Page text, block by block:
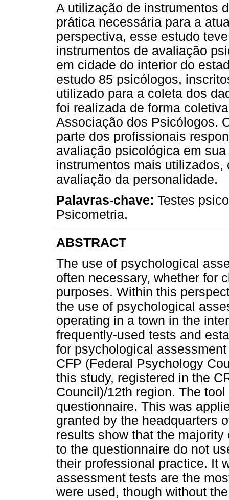
A utilização de instrumentos
prática necessária para a
perspectiva, esse estudo
instrumentos de avaliação
em cidade do interior do
estudo 85 psicólogos,
utilizado para a coleta dos
foi realizada de forma
Associação dos Psicólogos.
parte dos profissionais
avaliação psicológica em
instrumentos mais
avaliação da personalidade.
Palavras-chave: Testes
Psicometria.
ABSTRACT
The use of psychological
often necessary, whether for
purposes. Within this
the use of psychological
operating in a town in the
frequently-used tests and
for psychological
CFP (Federal Psychology
this study, registered in the
Council)/12th region. The
questionnaire. This was
granted by the headquarters
results show that the
to the questionnaire do not
their professional practice. It
assessment tests are the
were used, though without